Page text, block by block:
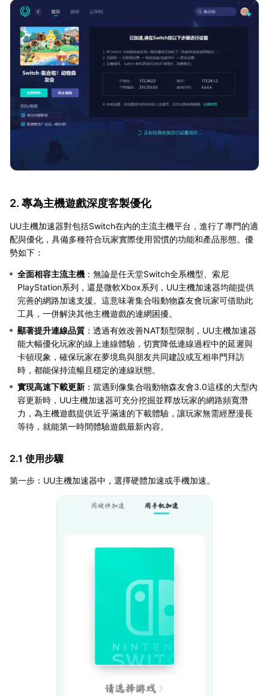
2. 專為主機遊戲深度客製優化
UU主機加速器對包括Switch在內的主流主機平台，進行了專門的適
配與優化，具備多種符合玩家實際使用習慣的功能和產品形態。優
勢如下：
全面相容主流主機 ：無論是任天堂Switch全系機型、索尼
PlayStation系列，還是微軟Xbox系列，UU主機加速器均能提供
完善的網路加速支援。這意味著集合啦動物森友會玩家可借助此
工具，一併解決其他主機遊戲的連網困擾。
顯著提升連線品質 ：透過有效改善NAT類型限制，UU主機加速器
能大幅優化玩家的線上連線體驗，切實降低連線過程中的延遲與
卡頓現象，確保玩家在夢境島與朋友共同建設或互相串門拜訪
時，都能保持流暢且穩定的連線狀態。
實現高速下載更新 ：當遇到像集合啦動物森友會3.0這樣的大型內
容更新時，UU主機加速器可充分挖掘並釋放玩家的網路頻寬潛
力，為主機遊戲提供近乎滿速的下載體驗，讓玩家無需經歷漫長
等待，就能第一時間體驗遊戲最新內容。
2.1 使用步驟
第一步：UU主機加速器中，選擇硬體加速或手機加速。